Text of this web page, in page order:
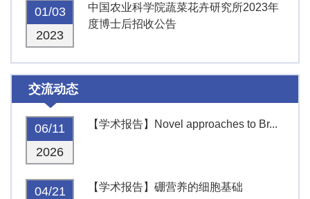
01/03
2023
中国农业科学院蔬菜花卉研究所2023年
度博士后招收公告
交流动态
06/11
2026
【学术报告】Novel approaches to Br...
04/21
【学术报告】硼营养的细胞基础